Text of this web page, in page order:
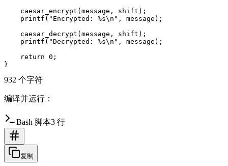
    caesar_encrypt(message, shift);
    printf("Encrypted: %s\n", message);
    caesar_decrypt(message, shift);
    printf("Decrypted: %s\n", message);
    return 0;
932 个字符
编译并运行：
Bash 脚本3 行
复制